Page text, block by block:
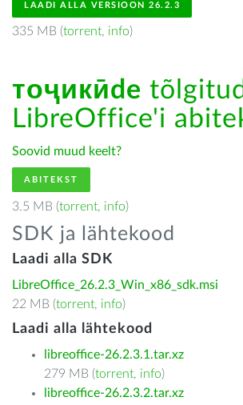
LAADI ALLA VERSIOON 26.2.3
335 MB (torrent, info)
тоҷикӣde tõlgitud
LibreOffice'i
Soovid muud keelt?
ABITEKST
3.5 MB (torrent, info)
SDK ja lähtekood
Laadi alla SDK
LibreOffice_26.2.3_Win_x86_sdk.msi
22 MB (torrent, info)
Laadi alla lähtekood
libreoffice-26.2.3.1.tar.xz
279 MB (torrent, info)
libreoffice-26.2.3.2.tar.xz